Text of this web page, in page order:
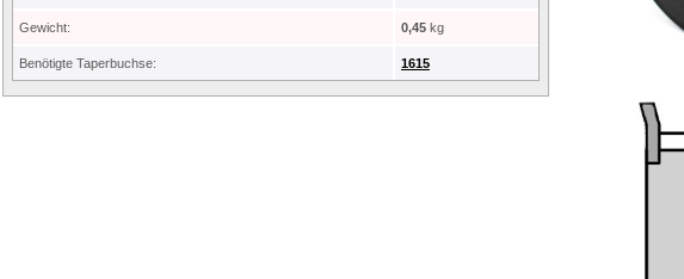
Gewicht: 0,45 kg
Benötigte Taperbuchse: 1615